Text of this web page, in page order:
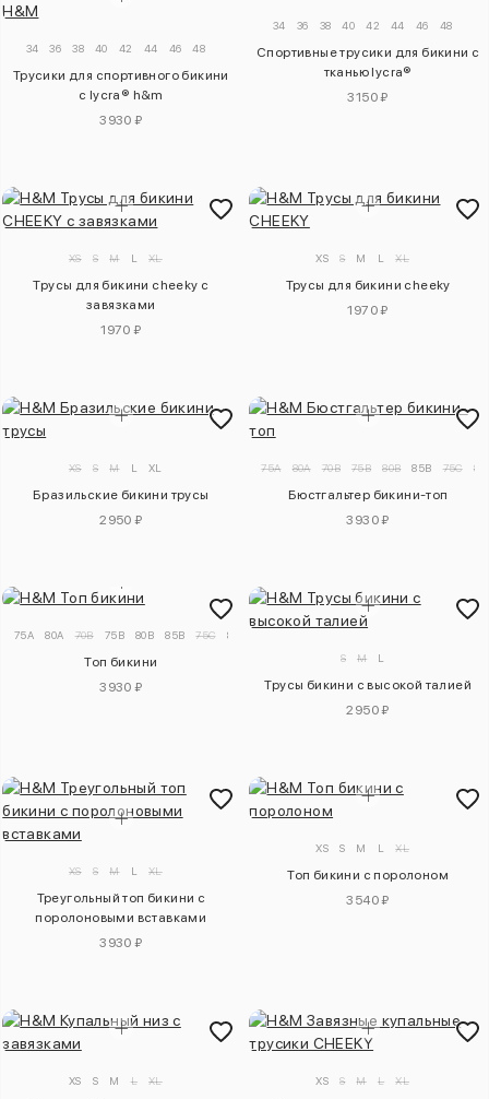
34 36 38 40 42 44 46 48
Трусики для спортивного бикини
с lycra® h&m
3930 ₽
34 36 38 40 42 44 46 48
Спортивные трусики для бикини с
тканью lycra®
3150 ₽
XS S M L XL
Трусы для бикини cheeky с
завязками
1970 ₽
XS S M L XL
Трусы для бикини cheeky
1970 ₽
XS S M L XL
Бразильские бикини трусы
2950 ₽
75A 80A 70B 75B 80B 85B 75C
Бюстгальтер бикини-топ
3930 ₽
75A 80A 70B 75B 80B 85B 75C 80C
Топ бикини
3930 ₽
S M L
Трусы бикини с высокой талией
2950 ₽
XS S M L XL
Треугольный топ бикини с
поролоновыми вставками
3930 ₽
XS S M L XL
Топ бикини с поролоном
3540 ₽
XS S M L XL XS S M L XL